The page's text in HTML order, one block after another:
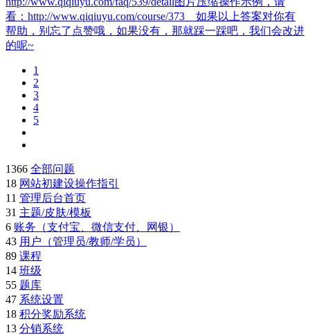
看：http://www.qiqiuyu.com/course/373​ 如果以上答案对你有
帮助，别忘了点赞哦，如果没有，那就踩一踩吧，我们会改进
的呢~
1
2
3
4
5
1366 全部问题
18 网站初建设操作指引
11 管理后台首页
31 主题/皮肤/模板
6 账务（支付宝、微信支付、网银）
43 用户（管理员/教师/学员）
89 课程
14 班级
55 题库
47 系统设置
18 积分奖励系统
13 分销系统